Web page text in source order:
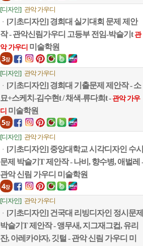
[디자인] 관악 가우디
ㆍ [기초디자인] 경희대 실기대회 문제 제안
작 - 관악신림가우디 고등부 전임-박슬기t 관
악 가우디 미술학원
3장
[디자인] 관악 가우디
ㆍ [기초디자인] 경희대 기출문제 제안작 - 소
묘+스케치-김수현t / 채색-류다희t - 관악 가우
디 미술학원
5장
[디자인] 관악 가우디
ㆍ [기초디자인] 중앙대학교 시각디자인 수시
문제 박슬기T 제안작 - 나비, 향수병, 애벌레 -
관악 신림 가우디 미술학원
4장
[디자인] 관악 가우디
ㆍ [기초디자인] 건국대 리빙디자인 정시문제
박슬기T 제안작 - 앵무새, 지그재그컵, 유리
잔, 아레카야자, 깃털 - 관악 신림 가우디 미